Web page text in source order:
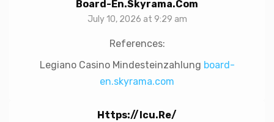
Board-En.skyrama.com
July 10, 2026 at 9:29 am
References:
Legiano Casino Mindesteinzahlung board-
en.skyrama.com
Https://icu.re/